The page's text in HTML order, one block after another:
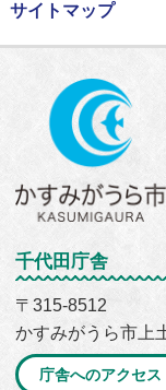
サイトマップ
千代田庁舎
〒315-8512
かすみがうら市上
庁舎へのアクセス